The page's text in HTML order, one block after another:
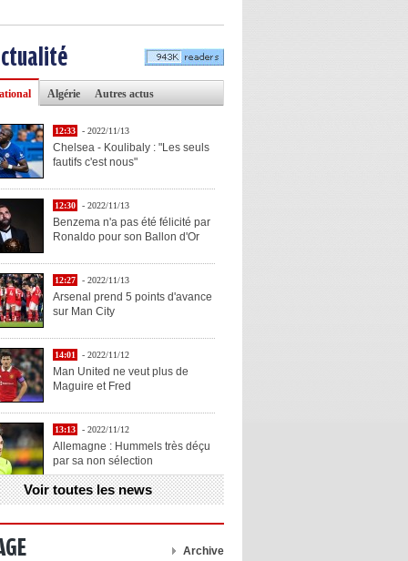
Algérie Autres actus
12:33 - 2022/11/13
Chelsea - Koulibaly : "Les seuls
fautifs c'est nous"
12:30 - 2022/11/13
Benzema n'a pas été félicité par
Ronaldo pour son Ballon d'Or
12:27 - 2022/11/13
Arsenal prend 5 points d'avance
sur Man City
14:01 - 2022/11/12
Man United ne veut plus de
Maguire et Fred
13:13 - 2022/11/12
Allemagne : Hummels très déçu
par sa non sélection
13:11 - 2022/11/12
Henry explique la chose qu'il
Voir toutes les news
Archive